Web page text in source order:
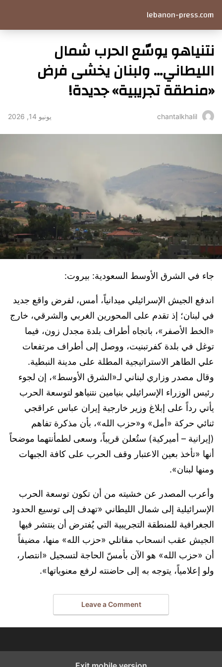
lebanon-press.com
نتنياهو يوسّع الحرب شمال
الليطاني… ولبنان يخشى فرض
«منطقة تجريبية» جديدة!
chantalkhalil يونيو 14, 2026
جاء في الشرق الأوسط السعودية: بيروت:
اندفع الجيش الإسرائيلي ميدانياً، أمس، لفرض واقع جديد
في لبنان؛ إذ تقدم على المحورين الغربي والشرقي، خارج
«الخط الأصفر»، باتجاه أطراف بلدة مجدل زون، فيما
توغل في بلدة كفرتبنيت، ووصل إلى أطراف مرتفعات
علي الطاهر الاستراتيجية المطلة على مدينة النبطية.
وقال مصدر وزاري لبناني لـ«الشرق الأوسط»، إن لجوء
رئيس الوزراء الإسرائيلي بنيامين نتنياهو لتوسعة الحرب
يأتي رداً على إبلاغ وزير خارجية إيران عباس عراقجي
ثنائي حركة «أمل» و«حزب الله»، بأن مذكرة تفاهم
(إيرانية – أميركية) ستُعلن قريباً، وسعى لطمأنتهما موضحاً
أنها «تأخذ بعين الاعتبار وقف الحرب على كافة الجبهات
ومنها لبنان».
وأعرب المصدر عن خشيته من أن تكون توسعة الحرب
الإسرائيلية إلى شمال الليطاني «تهدف إلى توسيع الحدود
الجغرافية للمنطقة التجريبية التي يُفترض أن ينتشر فيها
الجيش عقب انسحاب مقاتلي «حزب الله» منها، مضيفاً
أن «حزب الله» هو الآن بأمسّ الحاجة لتسجيل «انتصار،
ولو إعلامياً، يتوجه به إلى حاضنته لرفع معنوياتها».
Leave a Comment